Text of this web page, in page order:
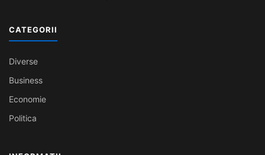
CATEGORII
Diverse
Business
Economie
Politica